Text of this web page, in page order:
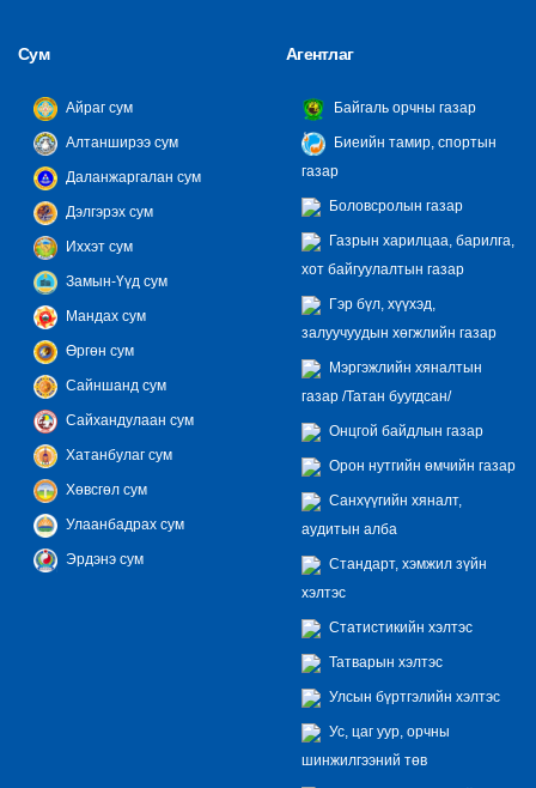
Сум
Айраг сум
Алтанширээ сум
Даланжаргалан сум
Дэлгэрэх сум
Иххэт сум
Замын-Үүд сум
Мандах сум
Өргөн сум
Сайншанд сум
Сайхандулаан сум
Хатанбулаг сум
Хөвсгөл сум
Улаанбадрах сум
Эрдэнэ сум
Агентлаг
Байгаль орчны газар
Биеийн тамир, спортын
газар
Боловсролын газар
Газрын харилцаа, барилга,
хот байгуулалтын газар
Гэр бүл, хүүхэд,
залуучуудын хөгжлийн газар
Мэргэжлийн хяналтын
газар /Татан буугдсан/
Онцгой байдлын газар
Орон нутгийн өмчийн газар
Санхүүгийн хяналт,
аудитын алба
Стандарт, хэмжил зүйн
хэлтэс
Статистикийн хэлтэс
Татварын хэлтэс
Улсын бүртгэлийн хэлтэс
Ус, цаг уур, орчны
шинжилгээний төв